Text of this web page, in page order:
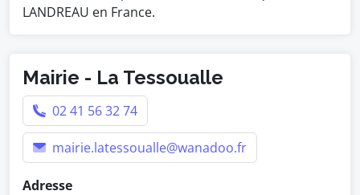
LANDREAU en France.
Mairie - La Tessoualle
02 41 56 32 74
mairie.latessoualle@wanadoo.fr
Adresse